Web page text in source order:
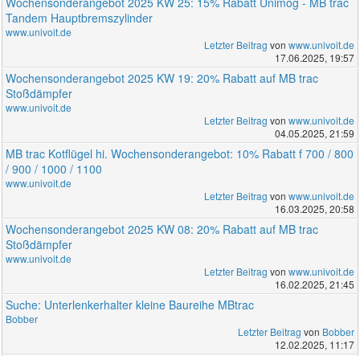
Tandem Hauptbremszylinder
www.univoit.de
Letzter Beitrag von www.univoit.de
17.06.2025, 19:57
Wochensonderangebot 2025 KW 19: 20% Rabatt auf MB trac
Stoßdämpfer
www.univoit.de
Letzter Beitrag von www.univoit.de
04.05.2025, 21:59
MB trac Kotflügel hi. Wochensonderangebot: 10% Rabatt f 700 / 800
/ 900 / 1000 / 1100
www.univoit.de
Letzter Beitrag von www.univoit.de
16.03.2025, 20:58
Wochensonderangebot 2025 KW 08: 20% Rabatt auf MB trac
Stoßdämpfer
www.univoit.de
Letzter Beitrag von www.univoit.de
16.02.2025, 21:45
Suche: Unterlenkerhalter kleine Baureihe MBtrac
Bobber
Letzter Beitrag von Bobber
12.02.2025, 11:17